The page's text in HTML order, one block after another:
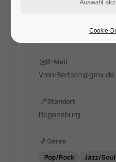
www.wolperdinger-
✉️E-Mail
VroniBertsch@gmx.de
📍 Standort
Regensburg
🎵 Genre
Pop/Rock
Jazz/
Cookie-